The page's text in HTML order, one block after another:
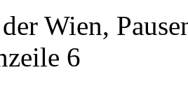
Wien,
6